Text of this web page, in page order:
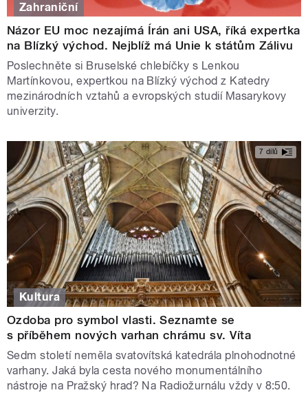
Zahraniční
Názor EU moc nezajímá Írán ani USA, říká expertka
na Blízký východ. Nejblíž má Unie k státům Zálivu
Poslechněte si Bruselské chlebíčky s Lenkou
Martínkovou, expertkou na Blízký východ z Katedry
mezinárodních vztahů a evropských studií Masarykovy
univerzity.
7 dílů
Kultura
Ozdoba pro symbol vlasti. Seznamte se
s příběhem nových varhan chrámu sv. Víta
Sedm století neměla svatovítská katedrála plnohodnotné
varhany. Jaká byla cesta nového monumentálního
nástroje na Pražský hrad? Na Radiožurnálu vždy v 8:50.